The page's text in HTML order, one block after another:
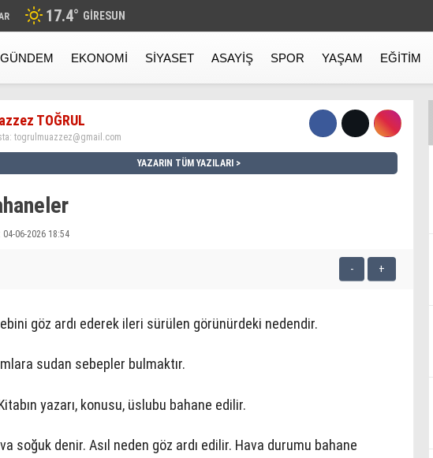
17.4° GIRESUN
GÜNDEM EKONOMI SIYASET ASAYIŞ SPOR YAŞAM EĞITIM
TOĞRUL
togrulmuazzez@gmail.com
YAZARIN TÜM YAZILARI
04-06-2026 18:54
- +
göz ardı ederek ileri sürülen görünürdeki nedendir.
sudan sebepler bulmaktır.
yazarı, konusu, üslubu bahane edilir.
soğuk denir. Asıl neden göz ardı edilir. Hava durumu bahane